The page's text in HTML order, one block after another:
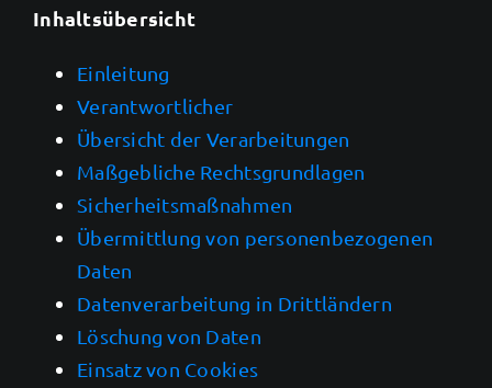
Inhaltsübersicht
Einleitung
Verantwortlicher
Übersicht der Verarbeitungen
Maßgebliche Rechtsgrundlagen
Sicherheitsmaßnahmen
Übermittlung von personenbezogenen
Daten
Datenverarbeitung in Drittländern
Löschung von Daten
Einsatz von Cookies